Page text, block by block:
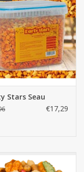
Stars Seau
€17,29